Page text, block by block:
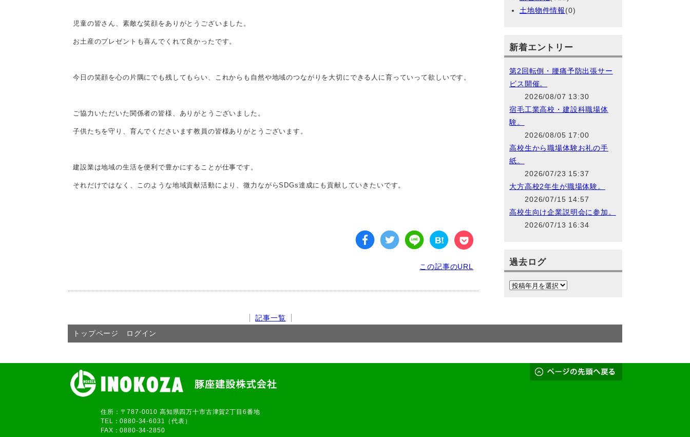
児童の皆さん、素敵な笑顔をありがとうございました。
お土産のプレゼントも喜んでくれて良かったです。
今日の笑顔を心の片隅にでも残してもらい、これからも自然や地域のつながりを大切にできる人に育っていって欲しいです。
ご協力いただいた関係者の皆様、ありがとうございました。
子供たちを守り、育んでくださいます教員の皆様ありがとうございます。
建設業は地域の生活を便利で豊かにすることが仕事です。
それだけではなく、このような地域貢献活動により、微力ながらSDGs達成にも貢献していきたいです。
この記事のURL
記事一覧
土地物件情報(0)
新着エントリー
第2回転倒・腰痛予防出張サー
ビス開催。
2026/08/07 13:30
宿毛工業高校・建設科職場体
験。
2026/08/05 17:00
高校生から職場体験お礼の手
紙。
2026/07/23 15:37
大方高校2年生が職場体験。
2026/07/15 14:57
高校生向け企業説明会に参加。
2026/07/13 16:34
過去ログ
トップページ ログイン
住所：〒787-0010 高知県四万十市古津賀2丁目6番地
TEL：0880-34-6031（代表）
FAX：0880-34-2850